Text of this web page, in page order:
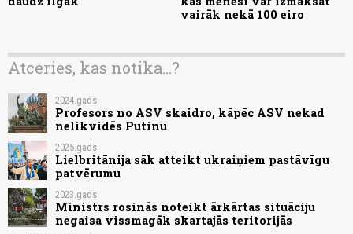
vairāk nekā 100 eiro
Atceries, kas notika...?
2024.gads
Profesors no ASV skaidro, kāpēc ASV nekad
nelikvidēs Putinu
2025.gads
Lielbritānija sāk atteikt ukraiņiem pastāvīgu
patvērumu
2023.gads
Ministrs rosinās noteikt ārkārtas situāciju
negaisa vissmagāk skartajās teritorijās